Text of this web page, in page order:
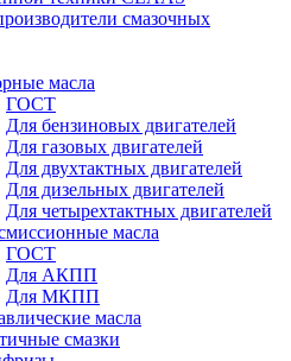
смазочных
масла
ГОСТ
Для бензиновых двигателей
Для газовых двигателей
Для двухтактных двигателей
Для дизельных двигателей
Для четырехтактных двигателей
масла
ГОСТ
Для АКПП
Для МКПП
масла
смазки